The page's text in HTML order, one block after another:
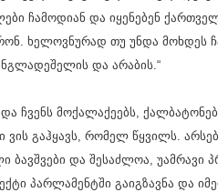
ჩამოდიან და იყენებენ
ხელოვნურად თუ უნდა მოხდეს
და არაბის.“
ჩვენს მოქალაქეებს,
ვის გაჰყავს, რომელ წყვილს.
ბავშვები და შესაძლოა, უამრავი
პარლამენტში გაიგზავნა და